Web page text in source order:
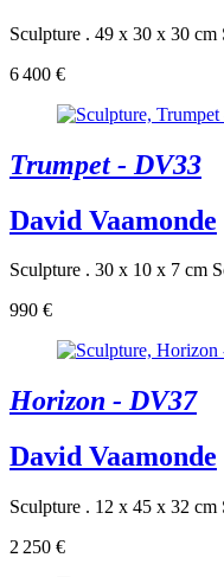
Sculpture . 49 x 30 x 30 cm
6 400 €
Trumpet - DV33
David Vaamonde
Sculpture . 30 x 10 x 7 cm
990 €
Horizon - DV37
David Vaamonde
Sculpture . 12 x 45 x 32 cm
2 250 €